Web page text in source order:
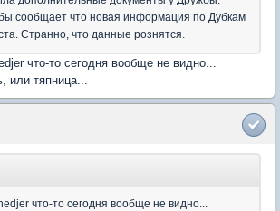
сообщает что новая информация по Дубкам
Странно, что данные рознятся.
что-то сегодня вообще не видно...
или тяпница...
что-то сегодня вообще не видно...